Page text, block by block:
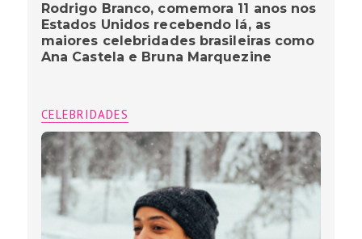
Rodrigo Branco, comemora 11 anos nos
Estados Unidos recebendo lá, as
maiores celebridades brasileiras como
Ana Castela e Bruna Marquezine
CELEBRIDADES